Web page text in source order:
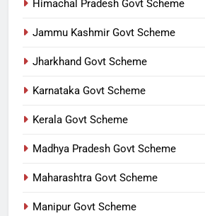
Himachal Pradesh Govt Scheme
Jammu Kashmir Govt Scheme
Jharkhand Govt Scheme
Karnataka Govt Scheme
Kerala Govt Scheme
Madhya Pradesh Govt Scheme
Maharashtra Govt Scheme
Manipur Govt Scheme